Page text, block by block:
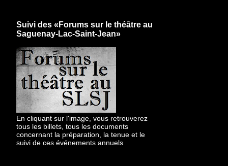
Suivi des «Forums sur le théâtre au
Saguenay-Lac-Saint-Jean»
En cliquant sur l'image, vous retrouverez
tous les billets, tous les documents
concernant la préparation, la tenue et le
suivi de ces événements annuels